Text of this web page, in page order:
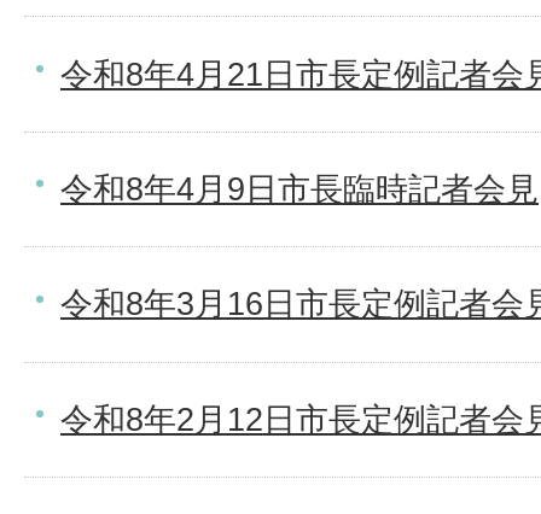
令和8年4月21日市長定例記者会
令和8年4月9日市長臨時記者会見
令和8年3月16日市長定例記者会
令和8年2月12日市長定例記者会